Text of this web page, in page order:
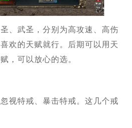
、武圣，分别为高攻速、高伤
欢的天赋就行。后期可以用天
，可以放心的选。
视特戒、暴击特戒。这几个戒